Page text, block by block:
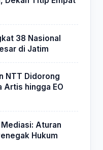
38 Nasional
di Jatim
NTT Didorong
Artis hingga EO
Aturan
Hukum